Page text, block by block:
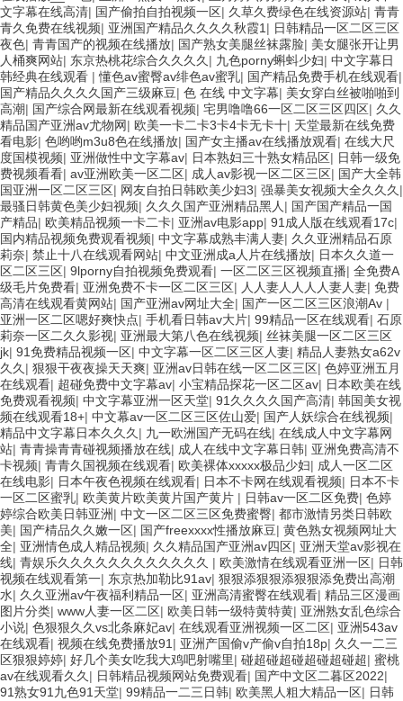
文字幕在线高清| 国产偷拍自拍视频一区| 久草久费绿色在线资源站| 青青
青久免费在线视频| 亚洲国产精品久久久久秋霞1 | 日韩精品一区二区三区
夜色| 青青国产的视频在线播放| 国产熟女美腿丝袜露脸| 美女腿张开让男
人桶爽网站| 东京热桃花综合久久久久 | 九色porny蝌蚪少妇| 中文字幕日
韩经典在线观看 |懂色av蜜臀av绯色av蜜乳| 国产精品免费手机在线观看|
国产精品久久久久国产三级麻豆| 色 在线 中文字幕| 美女穿白丝被啪啪到
高潮| 国产综合网最新在线观看视频| 宅男噜噜66一区二区三区四区| 久久
精品国产亚洲av尤物网| 欧美一卡二卡3卡4卡无卡十| 天堂最新在线免费
看电影| 色哟哟m3u8色在线播放| 国产女主播av在线播放观看| 在线大尺
度国模视频| 亚洲做性中文字幕av| 日本熟妇三十熟女精品区| 日韩一级免
费视频看看| av亚洲欧美一区二区| 成人av影视一区二区三区| 国产大全韩
国亚洲一区二区三区| 网友自拍日韩欧美少妇3| 强暴美女视频大全久久久 |
最骚日韩黄色美少妇视频| 久久久国产亚洲精品黑人 | 国产国产精品一国
产精品| 欧美精品视频一卡二卡| 亚洲av电影app| 91成人版在线观看17c|
国内精品视频免费观看视频| 中文字幕成熟丰满人妻| 久久亚洲精品石原
莉奈| 禁止十八在线观看网站| 中文亚洲成a人片在线播放| 日本久久道一
区二区三区| 9lporny自拍视频免费观看| 一区二区三区视频直播| 全免费A
级毛片免费看| 亚洲免费不卡一区二区三区| 人人妻人人人人妻人妻| 免费
高清在线观看黄网站| 国产亚洲av网址大全| 国产一区二区三区浪潮Av |
亚洲一区二区嗯好爽快点| 手机看日韩av大片| 99精品一区在线观看| 石原
莉奈一区二久久影视| 亚洲最大第八色在线视频| 丝袜美腿一区二区三区
jk| 91免费精品视频一区| 中文字幕一区二区三区人妻| 精品人妻熟女a62v
久久 | 狠狠干夜夜操天天爽| 亚洲av日韩在线一区二区三区| 色婷亚洲五月
在线观看| 超碰免费中文字幕av| 小宝精品探花一区二区av| 日本欧美在线
免费观看视频| 中文字幕亚洲一区天堂| 91久久久久国产高清| 韩国美女视
频在线观看18+| 中文幕av一区二区三区佐山爱| 国产人妖综合在线视频|
精品中文字幕日本久久久 | 九一欧洲国产无码在线| 在线成人中文字幕网
站| 青青操青青碰视频播放在线| 成人在线中文字幕日韩| 亚洲免费高清不
卡视频| 青青久国视频在线观看| 欧美裸体xxxxx极品少妇| 成人一区二区
在线电影| 日本午夜色视频在线观看| 日本不卡网在线观看视频| 日本不卡
一区二区蜜乳| 欧美黄片欧美黄片国产黄片 | 日韩av一区二区免费| 色婷
婷综合欧美日韩亚洲| 中文一区二区三区免费蜜臀| 都市激情另类日韩欧
美| 国产棈品久久嫩一区| 国产freexxxx性播放麻豆| 黄色熟女视频网址大
全| 亚洲情色成人精品视频| 久久精品国产亚洲av四区| 亚洲天堂av影视在
线| 青娱乐久久久久久久久久久久久久 | 欧美激情在线观看亚洲一区| 日韩
视频在线观看第一| 东京热加勒比91av| 狠狠添狠狠添狠狠添免费出高潮
水| 久久亚洲av午夜福利精品一区| 亚洲高清蜜臀在线观看| 精品三区漫画
图片分类| www人妻一区二区| 欧美日韩一级特黄特黄| 亚洲熟女乱色综合
小说| 色狠狠久久vs北条麻妃av| 在线观看亚洲视频一区二区| 亚洲543av
在线观看| 视频在线免费播放91 | 亚洲产国偷v产偷v自拍18p| 久久一二三
区狠狠婷婷| 好几个美女吃我大鸡吧射嘴里| 碰超碰超碰超碰超碰超| 蜜桃
av在线观看久久 | 日韩精品视频网站免费观看| 国产中文区二暮区2022|
91熟女91九色91天堂| 99精品一二三日韩| 欧美黑人粗大精品一区| 日韩